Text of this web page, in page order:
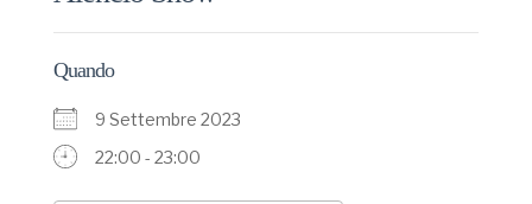
Quando
9 Settembre 2023
22:00 - 23:00